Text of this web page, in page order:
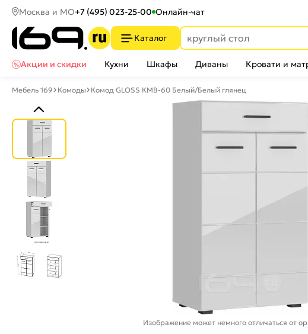
Москва и МО+7 (495) 023-25-00 Онлайн-чат
Каталог
Акции и скидки
Кухни Шкафы Диваны Кровати и
Мебель 169 Комоды Комод GLOSS КМВ-60 Белый/Белый глянец
Изображение может немного отличаться от